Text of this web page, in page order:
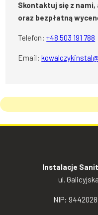
Skontaktuj się z
oraz bezpłatną
Telefon:+48 503 191 788
Email:
Instalacje
ul.
NIP: